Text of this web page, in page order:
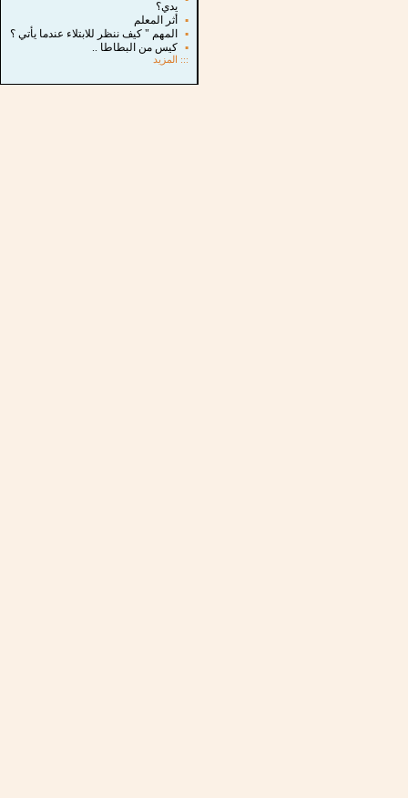
يدي؟
▪
أثر المعلم
▪
المهم " كيف ننظر للابتلاء عندما يأتي ؟
▪
كيس من البطاطا ..
::: المزيد